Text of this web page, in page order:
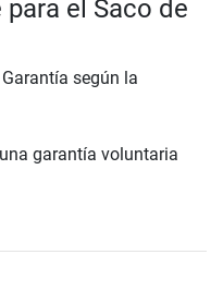
el Saco de
según la
garantía voluntaria